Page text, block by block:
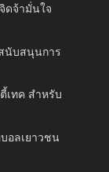
ดจ้ามั่นใจ
นับสนุนการ
เทค สำหรับ
อลเยาวชน